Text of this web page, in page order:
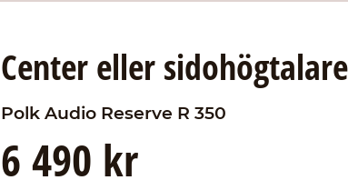
Center eller
Polk Audio Reserve R 350
6 490 kr